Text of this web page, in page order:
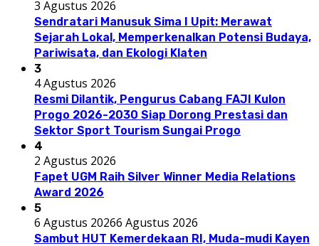
3 Agustus 2026
Sendratari Manusuk Sima I Upit: Merawat
Sejarah Lokal, Memperkenalkan Potensi Budaya,
Pariwisata, dan Ekologi Klaten
3
4 Agustus 2026
Resmi Dilantik, Pengurus Cabang FAJI Kulon
Progo 2026-2030 Siap Dorong Prestasi dan
Sektor Sport Tourism Sungai Progo
4
2 Agustus 2026
Fapet UGM Raih Silver Winner Media Relations
Award 2026
5
6 Agustus 20266 Agustus 2026
Sambut HUT Kemerdekaan RI, Muda-mudi Kayen